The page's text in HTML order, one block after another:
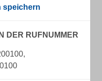
speichern
DER RUFNUMMER